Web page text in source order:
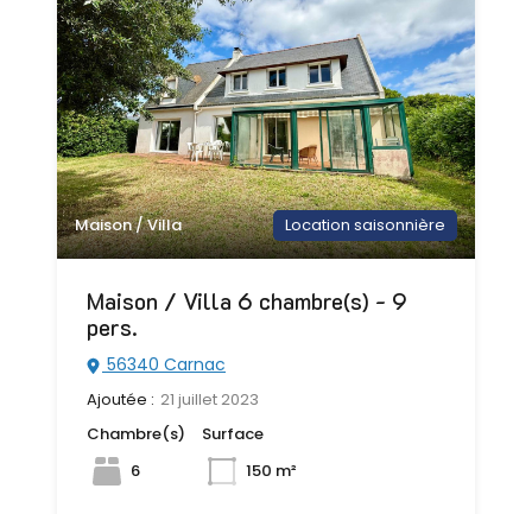
Maison / Villa Location saisonnière
Maison / Villa 6 chambre(s) - 9
pers.
56340 Carnac
Ajoutée : 21 juillet 2023
Chambre(s)
6
Surface
150 m²